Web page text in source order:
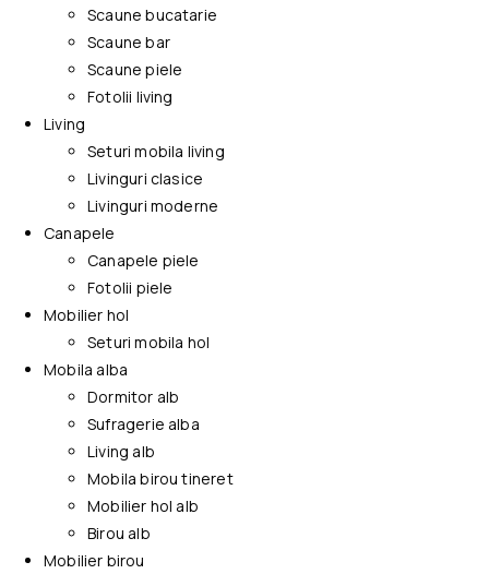
Scaune bucatarie
Scaune bar
Scaune piele
Fotolii living
Living
Seturi mobila living
Livinguri clasice
Livinguri moderne
Canapele
Canapele piele
Fotolii piele
Mobilier hol
Seturi mobila hol
Mobila alba
Dormitor alb
Sufragerie alba
Living alb
Mobila birou tineret
Mobilier hol alb
Birou alb
Mobilier birou